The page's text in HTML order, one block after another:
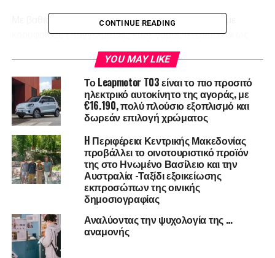
Με βαθιά γνώση της Σαντορίνης και συνεργασίες με
κορυφαίους επαγγελματίες, κάθε γάμος σχεδιάζεται ως
μοναδική εμπειρία που αντικατοπτρίζει την
προσωπικότητα του ζευγαριού. Από την επιλογή της
τοποθεσίας και τη διακόσμηση μέχρι τον συντονισμό της
τελετής και της δεξίωσης, ο wedding coordinator
λειτουργεί ως δημιουργικός οδηγός που συνδυάζει
οργάνωση και συναίσθημα σε απόλυτη ισορροπία.
CONTINUE READING
YOU MAY LIKE
Το Leapmotor T03 είναι το πιο προσιτό
ηλεκτρικό αυτοκίνητο της αγοράς, με
€16.190, πολύ πλούσιο εξοπλισμό και
δωρεάν επιλογή χρώματος
H Περιφέρεια Κεντρικής Μακεδονίας
προβάλλει το οινοτουριστικό προϊόν
της στο Ηνωμένο Βασίλειο και την
Αυστραλία -Ταξίδι εξοικείωσης
εκπροσώπων της οινικής
δημοσιογραφίας
Αναλύοντας την ψυχολογία της …
αναμονής